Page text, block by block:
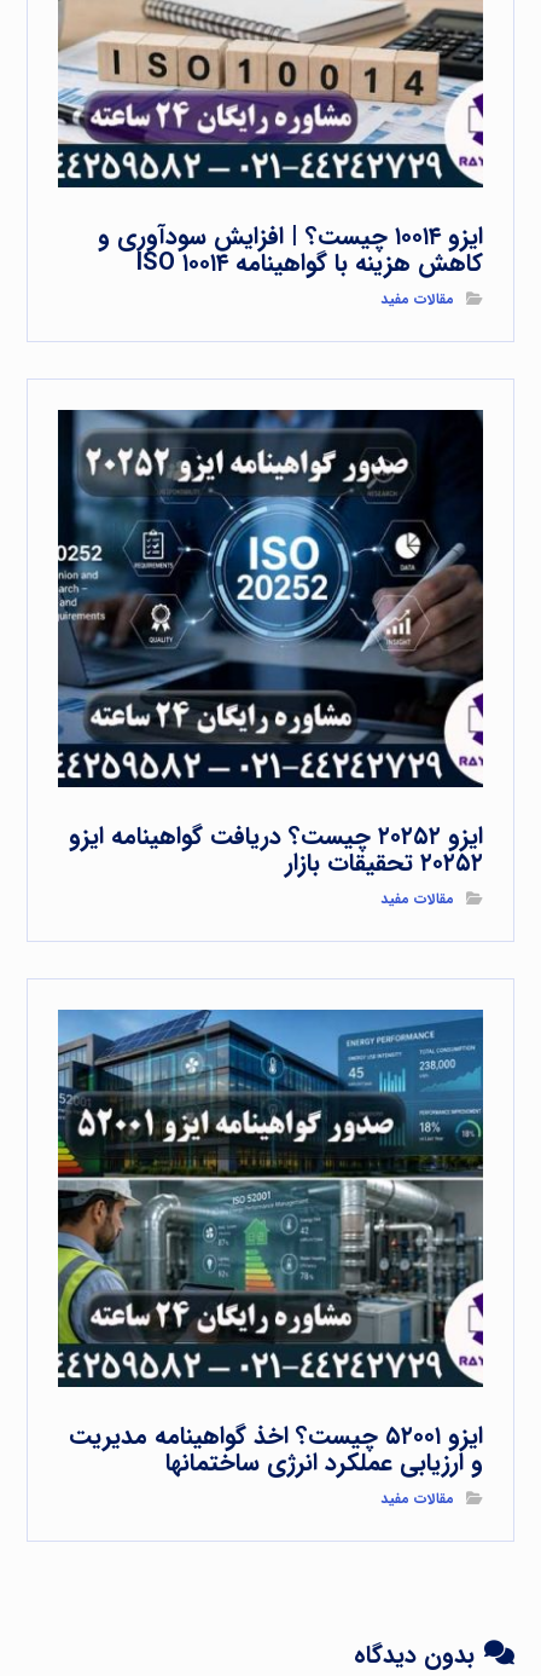
ایزو ۱۰۰۱۴ چیست؟ | افزایش سودآوری و
کاهش هزینه با گواهینامه ISO ۱۰۰۱۴
مقالات مفید
ایزو ۲۰۲۵۲ چیست؟ دریافت گواهینامه ایزو
۲۰۲۵۲ تحقیقات بازار
مقالات مفید
ایزو ۵۲۰۰۱ چیست؟ اخذ گواهینامه مدیریت
و ارزیابی عملکرد انرژی ساختمانها
مقالات مفید
بدون دیدگاه